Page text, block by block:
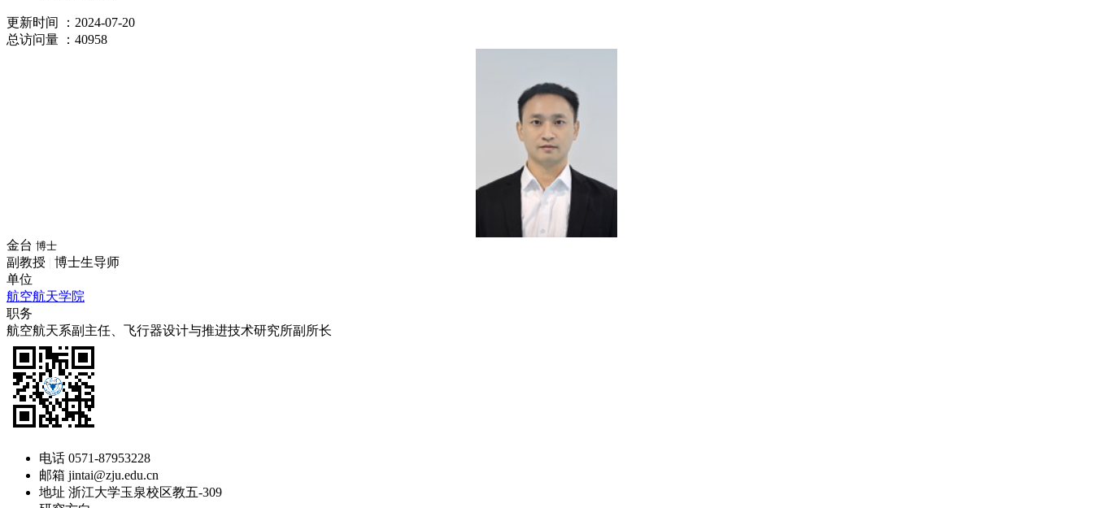
更新时间
：2024-07-20
总访问量 ：40958
金台 博士
副教授
博士生导师
单位
航空航天学院
职务
航空航天系副主任、飞行器设计与推进技术研究所副所长
电话 0571-87953228
邮箱 jintai@zju.edu.cn
地址 浙江大学玉泉校区教五-309